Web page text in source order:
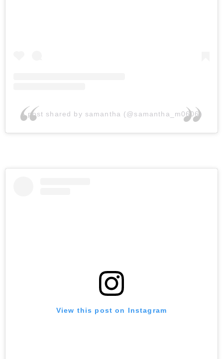
A post shared by samantha (@samantha_m0606)
View this post on Instagram